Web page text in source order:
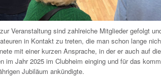
Veranstaltung sind zahlreiche Mitglieder gefolgt
in Kontakt zu treten, die man schon lange
mit einer kurzen Ansprache, in der er auch auf
im Jahr 2025 im Clubheim einging und für das
Jubiläum ankündigte.